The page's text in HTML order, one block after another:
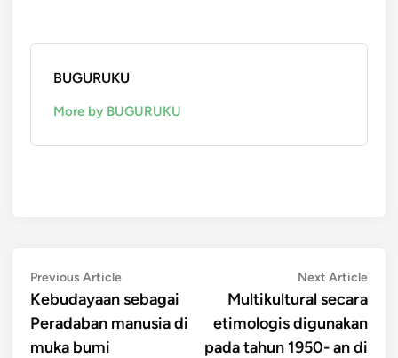
BUGURUKU
More by BUGURUKU
Post
navigation
Previous ArticlePrevious
article:
Kebudayaan sebagai
Peradaban manusia di
muka bumi
Next ArticleNext
Multikultural secara
etimologis digunakan
pada tahun 1950- an di